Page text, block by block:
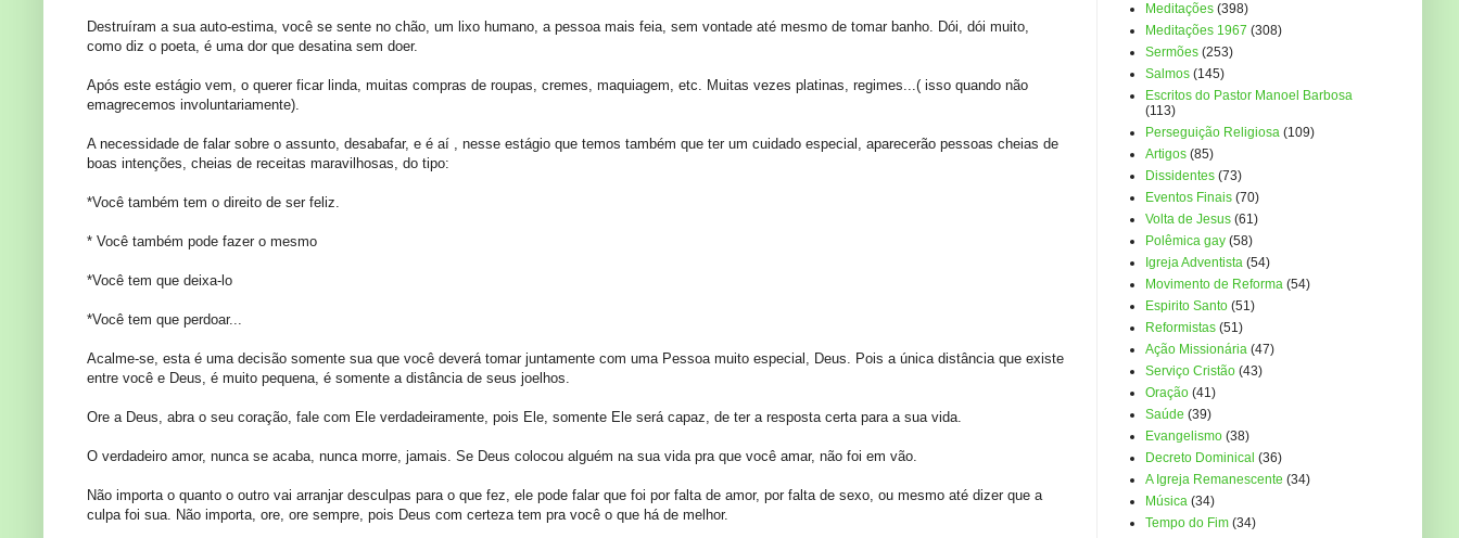
Destruíram a sua auto-estima, você se sente no chão, um lixo humano, a pessoa mais feia, sem vontade até mesmo de tomar banho. Dói, dói muito,
como diz o poeta, é uma dor que desatina sem doer.
Após este estágio vem, o querer ficar linda, muitas compras de roupas, cremes, maquiagem, etc. Muitas vezes platinas, regimes...( isso quando não
emagrecemos involuntariamente).
A necessidade de falar sobre o assunto, desabafar, e é aí , nesse estágio que temos também que ter um cuidado especial, aparecerão pessoas cheias de
boas intenções, cheias de receitas maravilhosas, do tipo:
*Você também tem o direito de ser feliz.
* Você também pode fazer o mesmo
*Você tem que deixa-lo
*Você tem que perdoar...
Acalme-se, esta é uma decisão somente sua que você deverá tomar juntamente com uma Pessoa muito especial, Deus. Pois a única distância que existe
entre você e Deus, é muito pequena, é somente a distância de seus joelhos.
Ore a Deus, abra o seu coração, fale com Ele verdadeiramente, pois Ele, somente Ele será capaz, de ter a resposta certa para a sua vida.
O verdadeiro amor, nunca se acaba, nunca morre, jamais. Se Deus colocou alguém na sua vida pra que você amar, não foi em vão.
Não importa o quanto o outro vai arranjar desculpas para o que fez, ele pode falar que foi por falta de amor, por falta de sexo, ou mesmo até dizer que a
culpa foi sua. Não importa, ore, ore sempre, pois Deus com certeza tem pra você o que há de melhor.
Meditações (398)
Meditações 1967 (308)
Sermões (253)
Salmos (145)
Escritos do Pastor Manoel Barbosa
(113)
Perseguição Religiosa (109)
Artigos (85)
Dissidentes (73)
Eventos Finais (70)
Volta de Jesus (61)
Polêmica gay (58)
Igreja Adventista (54)
Movimento de Reforma (54)
Espirito Santo (51)
Reformistas (51)
Ação Missionária (47)
Serviço Cristão (43)
Oração (41)
Saúde (39)
Evangelismo (38)
Decreto Dominical (36)
A Igreja Remanescente (34)
Música (34)
Tempo do Fim (34)